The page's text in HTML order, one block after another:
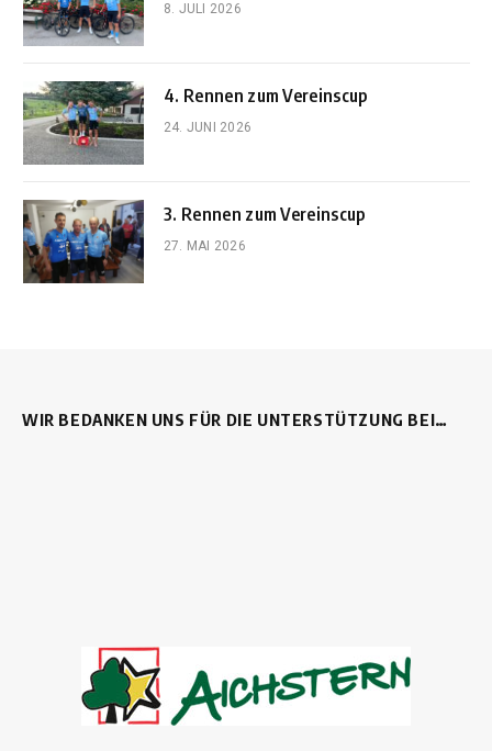
8. JULI 2026
4. Rennen zum Vereinscup
24. JUNI 2026
3. Rennen zum Vereinscup
27. MAI 2026
WIR BEDANKEN UNS FÜR DIE UNTERSTÜTZUNG BEI…